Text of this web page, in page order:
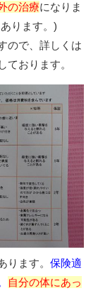
の治療になりま
ります。)
ので、詳しくは
ております。
ります。 保険適
自分の体にあっ